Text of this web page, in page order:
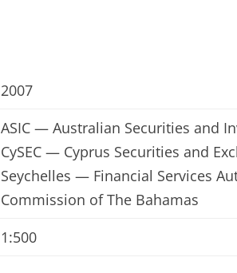
2007
ASIC — Australian Securities and
CySEC — Cyprus Securities and
Seychelles — Financial Services
Commission of The Bahamas
1:500